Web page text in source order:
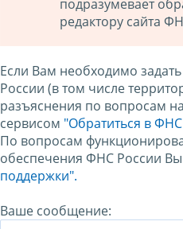
подразумевает
редактору сайта
Если Вам необходимо
России (в том числе
разъяснения по вопросам
сервисом "Обратиться в
По вопросам
обеспечения ФНС России
поддержки".
Ваше сообщение: